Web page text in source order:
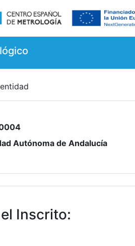
Autónoma de Andalucía
Inscrito: